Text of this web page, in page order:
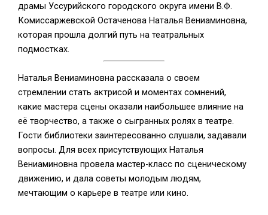
драмы Уссурийского городского округа имени В.Ф.
Комиссаржевской Остаченова Наталья Вениаминовна,
которая прошла долгий путь на театральных
подмостках.
Наталья Вениаминовна рассказала о своем
стремлении стать актрисой и моментах сомнений,
какие мастера сцены оказали наибольшее влияние на
её творчество, а также о сыгранных ролях в театре.
Гости библиотеки заинтересованно слушали, задавали
вопросы. Для всех присутствующих Наталья
Вениаминовна провела мастер-класс по сценическому
движению, и дала советы молодым людям,
мечтающим о карьере в театре или кино.